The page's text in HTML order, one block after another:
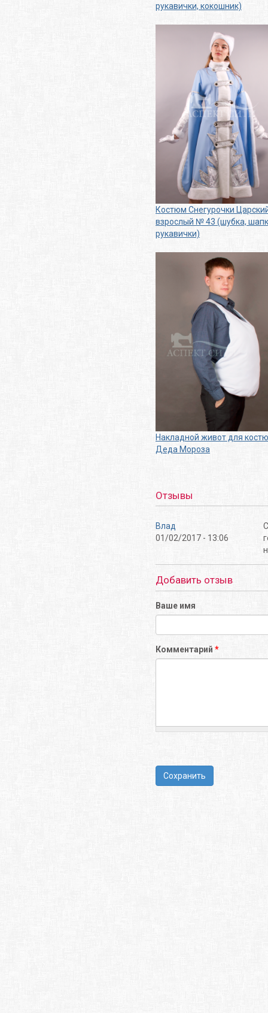
рукавички, кокошник)
Костюм Снегурочки
взрослый № 43 (шубка,
рукавички)
Накладной живот для
Деда Мороза
Отзывы
Влад
01/02/2017 - 13:06
Добавить отзыв
Ваше имя
Комментарий *
Сохранить